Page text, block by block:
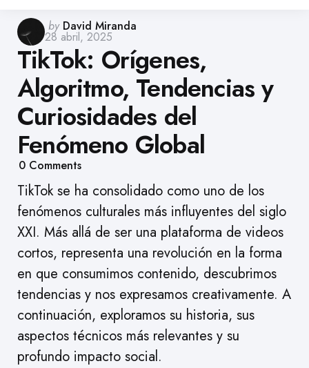
Posted
by
by David Miranda
28 abril, 2025
TikTok: Orígenes,
Algoritmo, Tendencias y
Curiosidades del
Fenómeno Global
0 Comments
TikTok se ha consolidado como uno de los
fenómenos culturales más influyentes del siglo
XXI. Más allá de ser una plataforma de videos
cortos, representa una revolución en la forma
en que consumimos contenido, descubrimos
tendencias y nos expresamos creativamente. A
continuación, exploramos su historia, sus
aspectos técnicos más relevantes y su
profundo impacto social.